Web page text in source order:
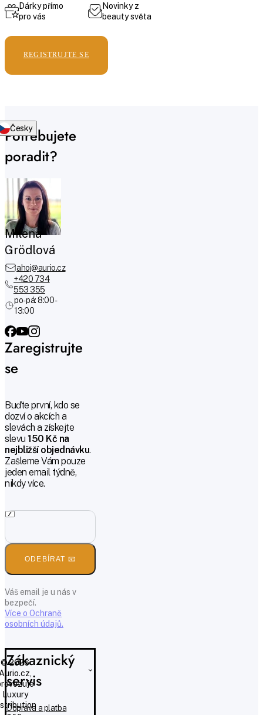
Dárky přímo
pro vás
Novinky z
beauty světa
REGISTRUJTE SE
Potřebujete
poradit?
Milena
Grödlová
ahoj@aurio.cz
+420 734
553 355
po-pá: 8:00 -
13:00
Zákaznický
servis
Doprava a platba
Zaregistrujte
se
Buďte první, kdo se
dozví o akcích a
slevách a získejte
slevu150 Kč na
nejbližší objednávku.
Zašleme Vám pouze
jeden email týdně,
nikdy více.
ODEBÍRAT 📧
Váš email je u nás v
bezpečí.
Více o Ochraně
osobních údajů.
© 2026
Luxury
Česky